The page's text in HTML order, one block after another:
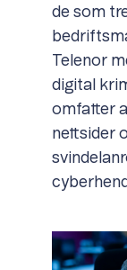
de som
Telenor
digital
omfatter
nettsider